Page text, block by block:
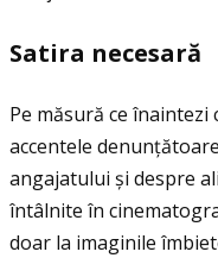
Satira necesară
Pe măsură ce înaintezi
accentele
angajatului și despre
întâlnite în
doar la imaginile